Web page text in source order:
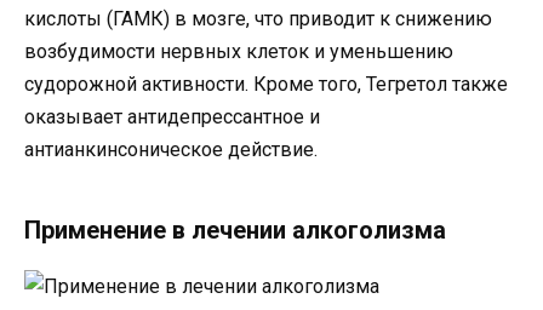
кислоты (ГАМК) в мозге, что приводит к снижению
возбудимости нервных клеток и уменьшению
судорожной активности. Кроме того, Тегретол также
оказывает антидепрессантное и
антианкинсоническое действие.
Применение в лечении алкоголизма